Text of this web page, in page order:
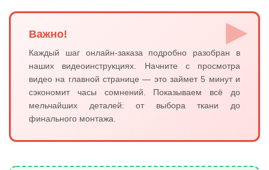
Важно!
Каждый шаг онлайн-заказа подробно разобран в
наших видеоинструкциях. Начните с просмотра
видео на главной странице — это займет 5 минут и
сэкономит часы сомнений. Показываем всё до
мельчайших деталей: от выбора ткани до
финального монтажа.